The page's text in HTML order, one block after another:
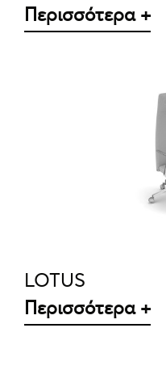
Περισσότερα +
LOTUS
Περισσότερα +